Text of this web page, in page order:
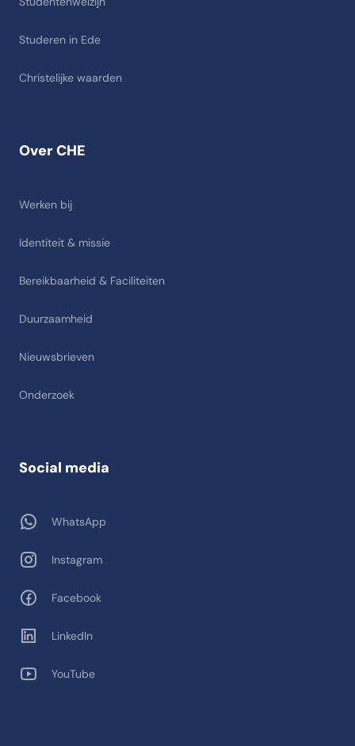
Over CHE
Werken bij
Identiteit & missie
Bereikbaarheid & Faciliteiten
Duurzaamheid
Nieuwsbrieven
Onderzoek
Studeren in Ede
Christelijke waarden
Social media
WhatsApp
Instagram
Facebook
LinkedIn
YouTube